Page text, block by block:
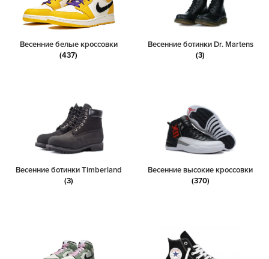
Весенние белые кроссовки
(437)
Весенние ботинки Dr. Martens
(3)
Весенние ботинки Timberland
(3)
Весенние высокие кроссовки
(370)